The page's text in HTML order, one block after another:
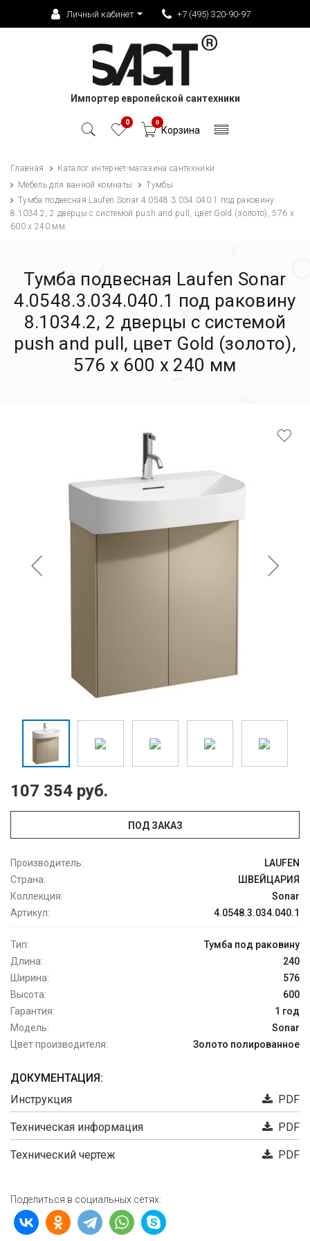
Личный кабинет +7 (495) 320-90-97
Импортер европейской сантехники
0 0
Корзина
Главная
Каталог интернет-магазина сантехники
Мебель для ванной комнаты
Тумбы
Тумба подвесная Laufen Sonar 4.0548.3.034.040.1 под раковину
8.1034.2, 2 дверцы с системой push and pull, цвет Gold (золото), 576 x
600 x 240 мм
Тумба подвесная Laufen Sonar
4.0548.3.034.040.1 под раковину
8.1034.2, 2 дверцы с системой
push and pull, цвет Gold (золото),
576 x 600 x 240 мм
107 354 руб.
ПОД ЗАКАЗ
Производитель:
LAUFEN
Страна:
ШВЕЙЦАРИЯ
Коллекция:
Sonar
Артикул:
4.0548.3.034.040.1
Тип:
Тумба под раковину
Длина:
240
Ширина:
576
Высота:
600
Гарантия:
1 год
Модель:
Sonar
Цвет производителя:
Золото полированное
ДОКУМЕНТАЦИЯ:
Инструкция
PDF
Техническая информация PDF
Технический чертеж PDF
Поделиться в социальных сетях: